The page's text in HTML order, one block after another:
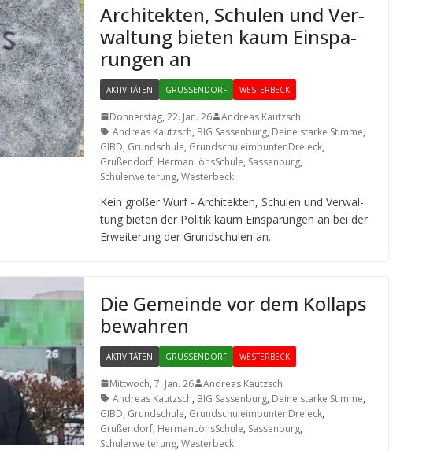
Archi­tek­ten, Schu­len und Ver­
wal­tung bie­ten kaum Ein­spa­
run­gen an
AKTIVITÄTEN GRUSSENDORF WESTERBECK
Donnerstag, 22. Jan. 26
Andreas Kautzsch
Andreas Kautzsch, BIG Sassenburg, Deine starke Stimme,
GIBD, Grundschule, GrundschuleimbuntenDreieck,
Grußendorf, HermanLönsSchule, Sassenburg,
Schulerweiterung, Westerbeck
Kein gro­ßer Wurf - Archi­tek­ten, Schu­len und Ver­wal­
tung bie­ten der Poli­tik kaum Ein­spa­run­gen an bei der
Erwei­te­rung der Grund­schu­len an.
Die Gemeinde vor dem Kol­laps
bewahren
AKTIVITÄTEN GRUSSENDORF WESTERBECK
Mittwoch, 7. Jan. 26
Andreas Kautzsch
Andreas Kautzsch, BIG Sassenburg, Deine starke Stimme,
GIBD, Grundschule, GrundschuleimbuntenDreieck,
Grußendorf, HermanLönsSchule, Sassenburg,
Schulerweiterung, Westerbeck